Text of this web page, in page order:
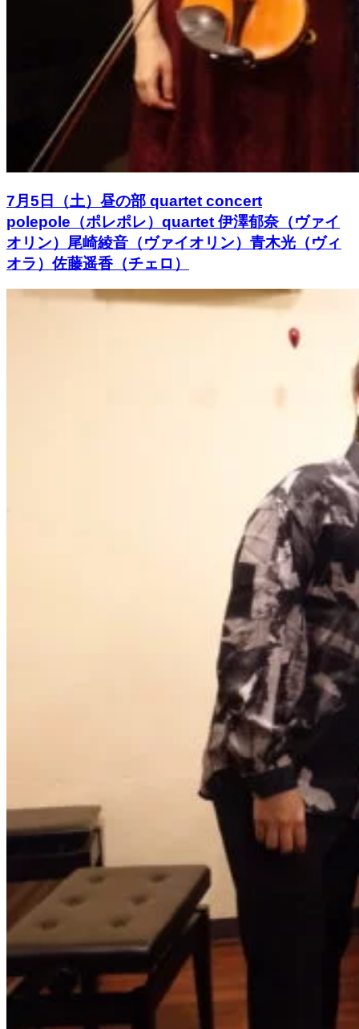
7月5日（土）昼の部 quartet concert
polepole（ポレポレ）quartet 伊澤郁奈（ヴァイ
オリン）尾崎綾音（ヴァイオリン）青木光（ヴィ
オラ）佐藤遥香（チェロ）